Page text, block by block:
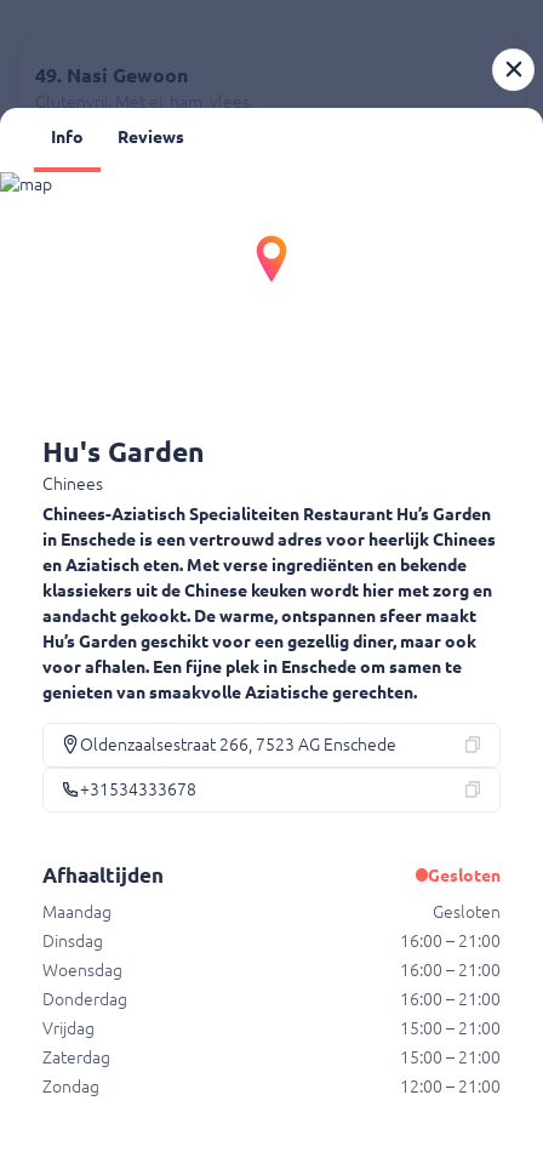
49. Nasi Gewoon
€ 8,00
€ 8,00
51. Nasi Speciaal
Kippenbout en saté, atjar.
€ 13,00
53. Nasi Compleet
€ 19,00
Gebakken Chinese garnalen, babi pangang, ajam
€ 22,50
56. Nasi met gesneden kippenvlees
€ 13,80
Info Reviews
Hu's Garden
Chinees
Chinees-Aziatisch Specialiteiten Restaurant Hu’s Garden
in Enschede is een vertrouwd adres voor heerlijk Chinees
en Aziatisch eten. Met verse ingrediënten en bekende
klassiekers uit de Chinese keuken wordt hier met zorg en
aandacht gekookt. De warme, ontspannen sfeer maakt
Hu’s Garden geschikt voor een gezellig diner, maar ook
voor afhalen. Een fijne plek in Enschede om samen te
genieten van smaakvolle Aziatische gerechten.
Oldenzaalsestraat 266, 7523 AG Enschede
+31534333678
Afhaaltijden
Gesloten
Maandag
Gesloten
Dinsdag
16:00 – 21:00
Woensdag
16:00 – 21:00
Donderdag
16:00 – 21:00
Vrijdag
15:00 – 21:00
Zaterdag
15:00 – 21:00
Zondag
12:00 – 21:00